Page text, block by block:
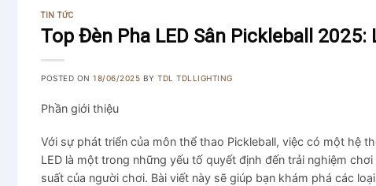
TIN TỨC
Top Đèn Pha LED Sân Pickleball 2025:
POSTED ON18/06/2025 BYTDL TDLLIGHTING
Phần giới thiệu
Với sự phát triển của môn thể thao Pickleball, việc có một hệ
LED là một trong những yếu tố quyết định đến trải nghiệm
suất của người chơi. Bài viết này sẽ giúp bạn khám phá các